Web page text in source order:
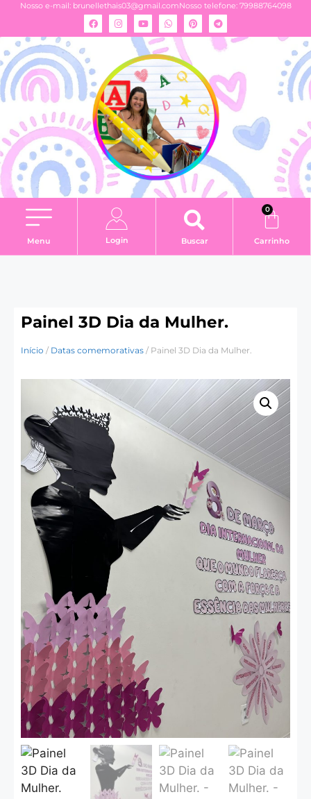
Nosso e-mail: brunellethais03@gmail.comNosso telefone: 79988764098
Menu Login Buscar
0
Carrinho
Painel 3D Dia da Mulher.
Início / Datas comemorativas / Painel 3D Dia da Mulher.